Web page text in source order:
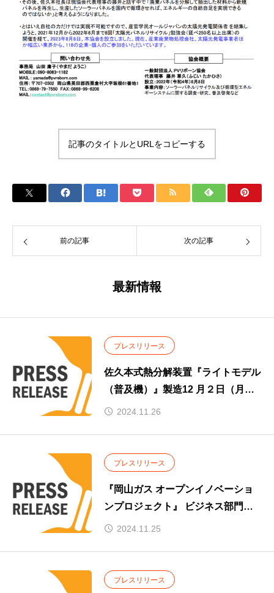
記事のタイトルとURLをコピーする
前の記事 次の記事
最新情報
プレスリリース
佐久本式熱分解装置『ライトモデル
（普及機）』製造12 月２日（月）
に記者会見
2024.11.26
プレスリリース
『岡山ガス オープンイノベーショ
ンプロジェクト』 ビジネス部門で
大賞を受賞
2024.11.25
プレスリリース